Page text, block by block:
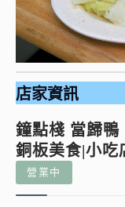
店家資訊
鐘點棧 當歸鴨
銅板美食|小吃
營業中